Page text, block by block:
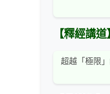
【釋經講道
超越「極限